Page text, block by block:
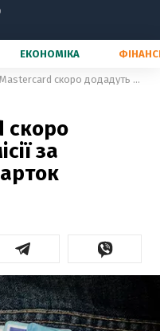
ЕКОНОМІКА
Visa та Mastercard скоро додадуть нові комісії за обслуговування карток
скоро
за